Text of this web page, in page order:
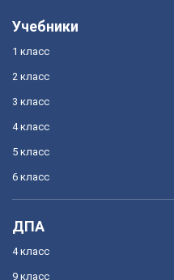
Учебники
1 класс
2 класс
3 класс
4 класс
5 класс
6 класс
ДПА
4 класс
9 класс